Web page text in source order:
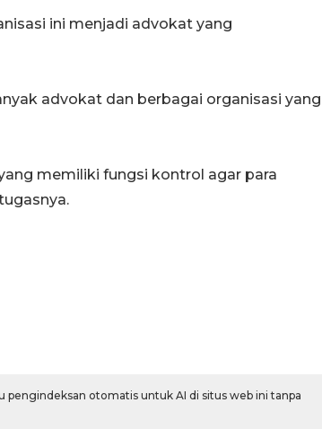
ini menjadi advokat yang
advokat dan berbagai organisasi yang
memiliki fungsi kontrol agar para
otomatis untuk AI di situs web ini tanpa